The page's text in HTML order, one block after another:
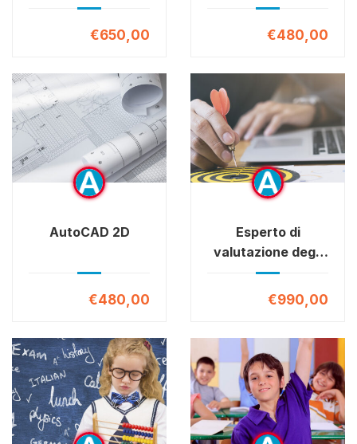
€650,00 €480,00
AutoCAD 2D
€480,00
Esperto di
valutazione degli
apprendimenti e
delle competenze
€990,00